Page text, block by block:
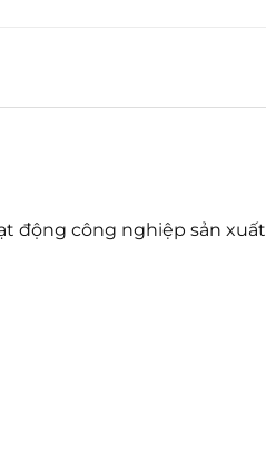
động công nghiệp sản xuất